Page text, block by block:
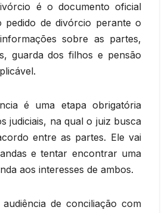
é o documento oficial
pedido de divórcio perante o
sobre as partes,
guarda dos filhos e pensão
é uma etapa obrigatória
judiciais, na qual o juiz busca
entre as partes. Ele vai
e tentar encontrar uma
aos interesses de ambos.
audiência de conciliação com